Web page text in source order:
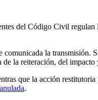
del Código Civil regulan
la transmisión.
de la reiteración, del impacto
que la acción restitutoria
.